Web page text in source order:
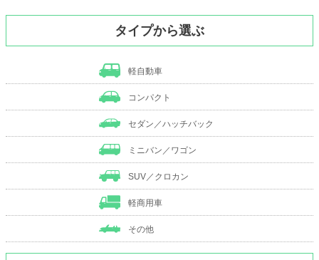
タイプから選ぶ
軽自動車
コンパクト
セダン／ハッチバック
ミニバン／ワゴン
SUV／クロカン
軽商用車
その他